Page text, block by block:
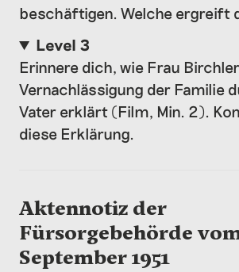
beschäftigen. Welche ergreift
Level 3
Erinnere dich, wie Frau
Vernachlässigung der Familie
Vater erklärt (Film, Min. 2).
diese Erklärung.
Aktennotiz der
Fürsorgebehörde
September 1951